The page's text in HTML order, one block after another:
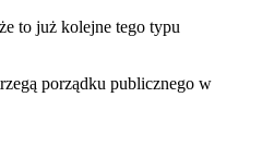
to już kolejne tego typu
porządku publicznego w